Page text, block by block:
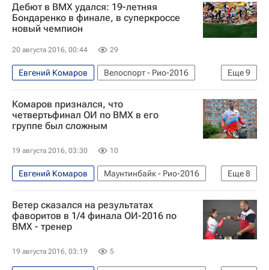
Новости - Рио-2016
Сборная России - Рио-2016
Михаил Мамиашвили
Татьяна Данченко
Александр Гайдуков
Россия на Олимпиаде 2016
Сборная России по синхронному плаванию
Гульназ Губайдуллина
Инна Тражукова
Кирилл Ляпунов
Роман Аношкин
Виталий Дунайцев
Яна Кудрявцева
Дебют в ВМХ удался: 19-летняя
Бондаренко в финале, в суперкроссе
новый чемпион
20 августа 2016, 00:44 29
Еще9
Евгений Комаров
Велоспорт - Рио-2016
Олимпийские игры
Спорт
Велоспорт
Рио-2016
Новости - Рио-2016
Сборная России - Рио-2016
Летние Олимпийские игры 2016
Россия на Олимпиаде 2016
Ярослава Бондаренко
Комаров признался, что
четвертьфинал ОИ по ВМХ в его
группе был сложным
19 августа 2016, 03:30 10
Еще8
Евгений Комаров
Маунтинбайк - Рио-2016
Олимпийские игры
Спорт
Велоспорт
Рио-2016
Новости - Рио-2016
Сборная России - Рио-2016
Летние Олимпийские игры 2016
Россия на Олимпиаде 2016
Ветер сказался на результатах
фаворитов в 1/4 финала ОИ-2016 по
ВМХ - тренер
19 августа 2016, 03:19 5